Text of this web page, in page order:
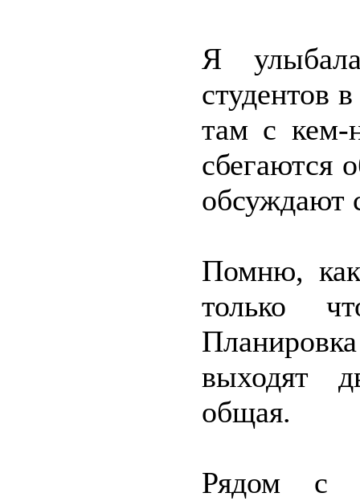
Я
студентов
там с кем-
сбегаются
обсуждают
Помню,
только
выходят
общая.
Рядом с